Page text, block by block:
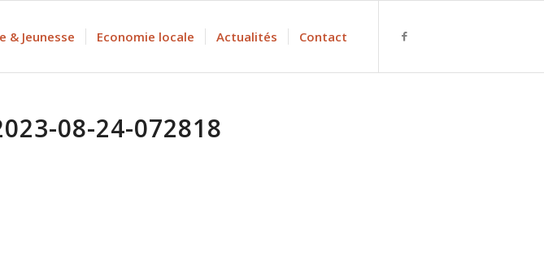
& Jeunesse Economie locale Actualités Contact
08-24-072818